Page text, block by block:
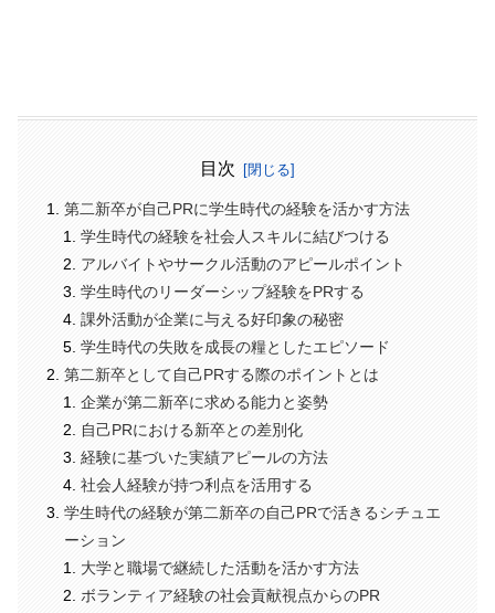
目次
第二新卒が自己PRに学生時代の経験を活かす方法
学生時代の経験を社会人スキルに結びつける
アルバイトやサークル活動のアピールポイント
学生時代のリーダーシップ経験をPRする
課外活動が企業に与える好印象の秘密
学生時代の失敗を成長の糧としたエピソード
第二新卒として自己PRする際のポイントとは
企業が第二新卒に求める能力と姿勢
自己PRにおける新卒との差別化
経験に基づいた実績アピールの方法
社会人経験が持つ利点を活用する
学生時代の経験が第二新卒の自己PRで活きるシチュエ
ーション
大学と職場で継続した活動を活かす方法
ボランティア経験の社会貢献視点からのPR